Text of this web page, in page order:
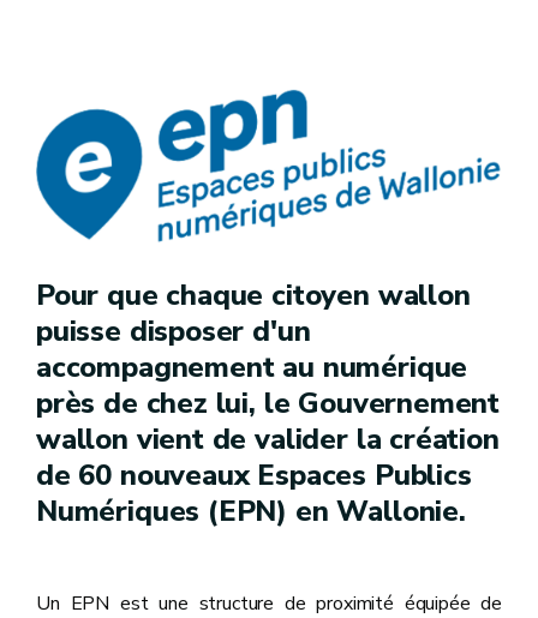
Pour que chaque citoyen wallon
puisse disposer d'un
accompagnement au numérique
près de chez lui, le Gouvernement
wallon vient de valider la création
de 60 nouveaux Espaces Publics
Numériques (EPN) en Wallonie.
Un EPN est une structure de proximité équipée de